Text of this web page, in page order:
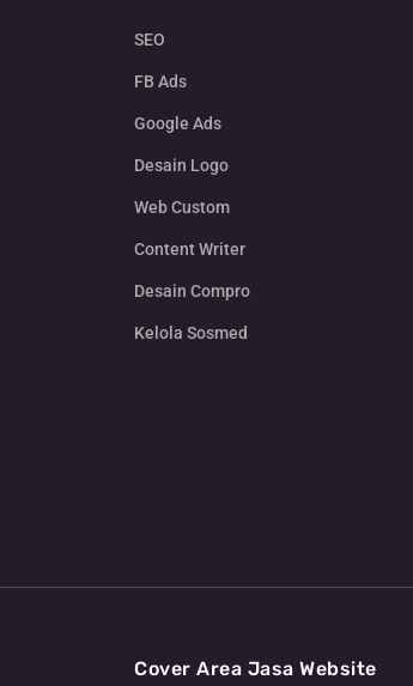
SEO
FB Ads
Google Ads
Desain Logo
Web Custom
Content Writer
Desain Compro
Kelola Sosmed
Cover Area Jasa Website